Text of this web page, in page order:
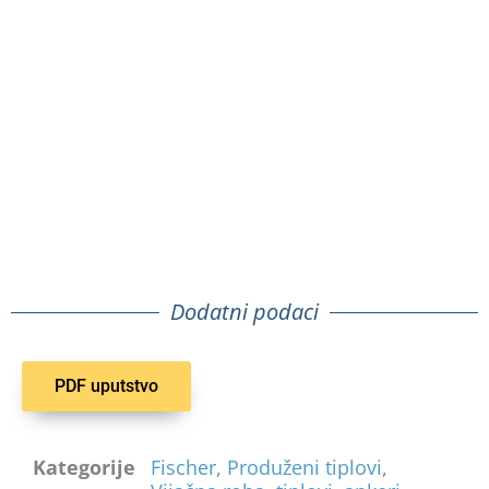
Dodatni podaci
PDF uputstvo
Kategorije Fischer, Produženi tiplovi,